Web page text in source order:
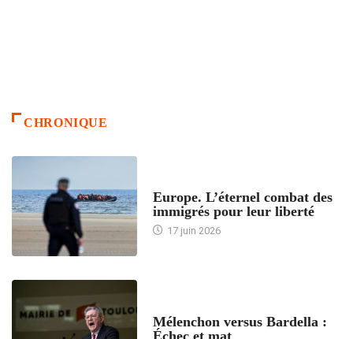
CHRONIQUE
Europe. L’éternel combat des
immigrés pour leur liberté
17 juin 2026
Mélenchon versus Bardella :
Échec et mat